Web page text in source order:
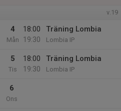
v.19
4
Mån
18:00
19:30
Träning Lombia
Lombia IP
5
Tis
18:00
19:30
Träning Lombia
Lombia IP
6
Ons